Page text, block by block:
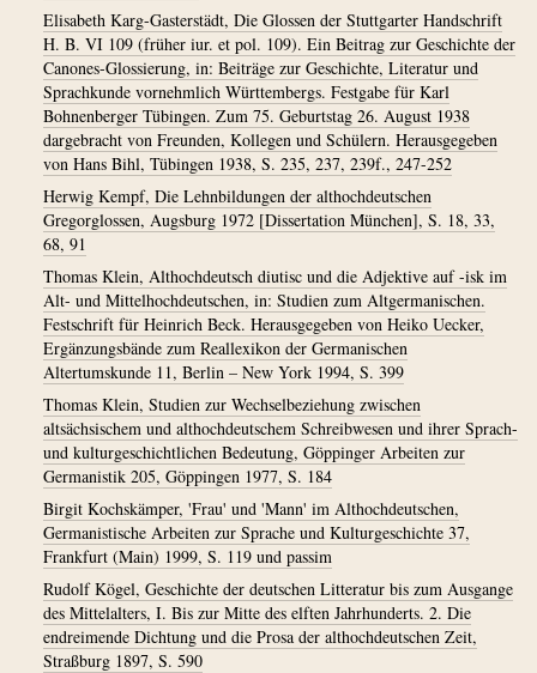
Elisabeth Karg-Gasterstädt, Die Glossen der Stuttgarter Handschrift
H. B. VI 109 (früher iur. et pol. 109). Ein Beitrag zur Geschichte der
Canones-Glossierung, in: Beiträge zur Geschichte, Literatur und
Sprachkunde vornehmlich Württembergs. Festgabe für Karl
Bohnenberger Tübingen. Zum 75. Geburtstag 26. August 1938
dargebracht von Freunden, Kollegen und Schülern. Herausgegeben
von Hans Bihl, Tübingen 1938, S. 235, 237, 239f., 247-252
Herwig Kempf, Die Lehnbildungen der althochdeutschen
Gregorglossen, Augsburg 1972 [Dissertation München], S. 18, 33,
68, 91
Thomas Klein, Althochdeutsch diutisc und die Adjektive auf -isk im
Alt- und Mittelhochdeutschen, in: Studien zum Altgermanischen.
Festschrift für Heinrich Beck. Herausgegeben von Heiko Uecker,
Ergänzungsbände zum Reallexikon der Germanischen
Altertumskunde 11, Berlin – New York 1994, S. 399
Thomas Klein, Studien zur Wechselbeziehung zwischen
altsächsischem und althochdeutschem Schreibwesen und ihrer Sprach-
und kulturgeschichtlichen Bedeutung, Göppinger Arbeiten zur
Germanistik 205, Göppingen 1977, S. 184
Birgit Kochskämper, 'Frau' und 'Mann' im Althochdeutschen,
Germanistische Arbeiten zur Sprache und Kulturgeschichte 37,
Frankfurt (Main) 1999, S. 119 und passim
Rudolf Kögel, Geschichte der deutschen Litteratur bis zum Ausgange
des Mittelalters, I. Bis zur Mitte des elften Jahrhunderts. 2. Die
endreimende Dichtung und die Prosa der althochdeutschen Zeit,
Straßburg 1897, S. 590